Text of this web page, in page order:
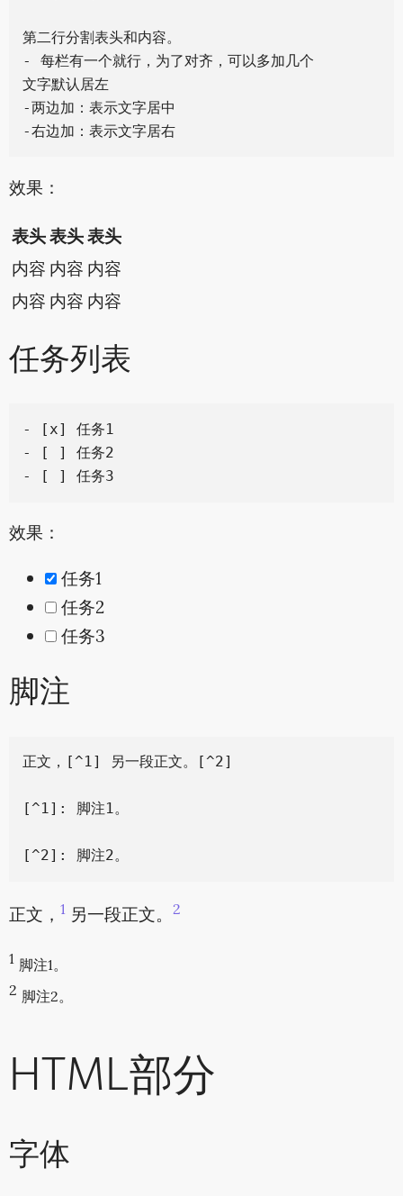
第二行分割表头和内容。
- 每栏有一个就行，为了对齐，可以多加几个
文字默认居左
-两边加：表示文字居中
效果：
表头表头表头
内容 内容 内容
内容 内容 内容
任务列表
- [x] 任务1
- [ ] 任务2
效果：
任务1
任务2
任务3
脚注
正文，[^1] 另一段正文。[^2]
[^1]: 脚注1。
正文， 1另一段正文。 2
1 脚注1。
2 脚注2。
HTML部分
字体